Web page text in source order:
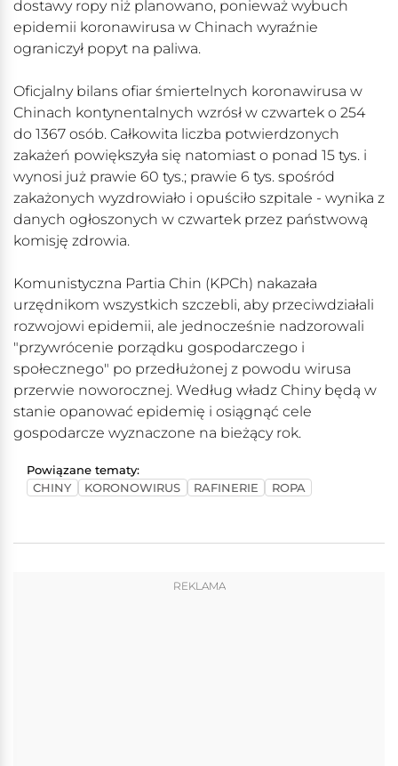
dostawy ropy niż planowano, ponieważ wybuch
epidemii koronawirusa w Chinach wyraźnie
ograniczył popyt na paliwa.
Oficjalny bilans ofiar śmiertelnych koronawirusa w
Chinach kontynentalnych wzrósł w czwartek o 254
do 1367 osób. Całkowita liczba potwierdzonych
zakażeń powiększyła się natomiast o ponad 15 tys. i
wynosi już prawie 60 tys.; prawie 6 tys. spośród
zakażonych wyzdrowiało i opuściło szpitale - wynika z
danych ogłoszonych w czwartek przez państwową
komisję zdrowia.
Komunistyczna Partia Chin (KPCh) nakazała
urzędnikom wszystkich szczebli, aby przeciwdziałali
rozwojowi epidemii, ale jednocześnie nadzorowali
"przywrócenie porządku gospodarczego i
społecznego" po przedłużonej z powodu wirusa
przerwie noworocznej. Według władz Chiny będą w
stanie opanować epidemię i osiągnąć cele
gospodarcze wyznaczone na bieżący rok.
Powiązane tematy:
CHINY
KORONOWIRUS RAFINERIE ROPA
REKLAMA